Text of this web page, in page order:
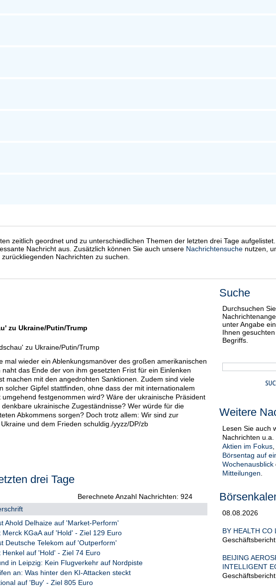
zeitlich geordnet und zu unterschiedlichen Themen der letzten drei Tage
Nachricht aus. Zusätzlich können Sie auch unsere Nachrichtensuche nutzen,
Nachrichten zu suchen.
zu Ukraine/Putin/Trump
zu Ukraine/Putin/Trump
mal wieder ein Ablenkungsmanöver des großen amerikanischen
das Ende der von ihm gesetzten Frist für ein Einlenken
machen mit den angedrohten Sanktionen. Zudem sind viele
solcher Gipfel stattfinden, ohne dass der mit internationalem
festgenommen wird? Wäre der ukrainische Präsident
ukrainische Zugeständnisse? Wer würde für die
Abkommens sorgen? Doch trotz allem: Wir sind zur
und dem Frieden schuldig./yyzz/DP/zb
drei Tage
Berechnete Anzahl Nachrichten: 924
Ahold Delhaize auf 'Market-Perform'
KGaA auf 'Hold' - Ziel 129 Euro
Deutsche Telekom auf 'Outperform'
Henkel auf 'Hold' - Ziel 74 Euro
in Leipzig: Kein Flugverkehr auf Nordpiste
an: Was hinter den KI-Attacken steckt
auf 'Buy' - Ziel 805 Euro
Suche
Durchsuchen
unter Angabe
Ihnen gesuchten
Begriffs.
Weitere
Lesen Sie auch
Nachrichten
Aktien im Fokus
Börsentag auf
Wochenausblick
Mitteilungen
08.08.2026
BY HEALTH CO
Geschäftsbericht
BEIJING
INTELLIGENT
Geschäftsbericht